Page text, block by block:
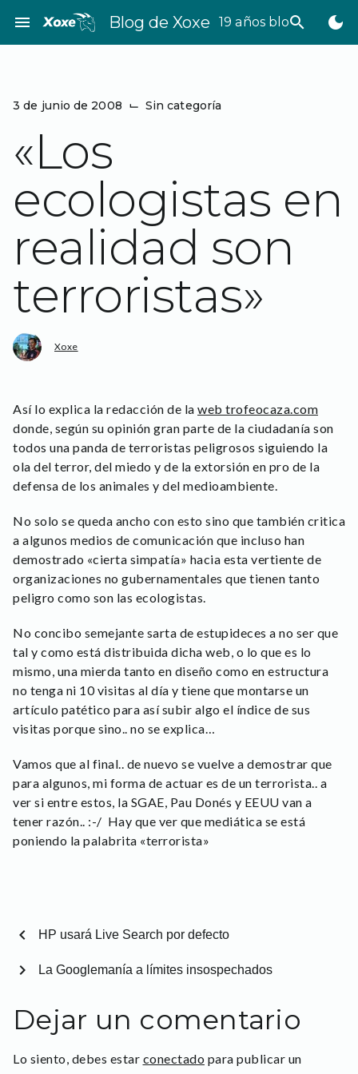
contenido
menu Blog de Xoxe 19 años bloggeando
search dark_mode
3 de junio de 2008 ⌙ Sin categoría
«Los
ecologistas en
realidad son
terroristas»
Xoxe
Así lo explica la redacción de la web trofeocaza.com
donde, según su opinión gran parte de la ciudadanía son
todos una panda de terroristas peligrosos siguiendo la
ola del terror, del miedo y de la extorsión en pro de la
defensa de los animales y del medioambiente.
No solo se queda ancho con esto sino que también critica
a algunos medios de comunicación que incluso han
demostrado «cierta simpatía» hacia esta vertiente de
organizaciones no gubernamentales que tienen tanto
peligro como son las ecologistas.
No concibo semejante sarta de estupideces a no ser que
tal y como está distribuida dicha web, o lo que es lo
mismo, una mierda tanto en diseño como en estructura
no tenga ni 10 visitas al día y tiene que montarse un
artículo patético para así subir algo el índice de sus
visitas porque sino.. no se explica…
Vamos que al final.. de nuevo se vuelve a demostrar que
para algunos, mi forma de actuar es de un terrorista.. a
ver si entre estos, la SGAE, Pau Donés y EEUU van a
tener razón.. :-/ Hay que ver que mediática se está
poniendo la palabrita «terrorista»
chevron_left HP usará Live Search por defecto
La Googlemanía a límites insospechados
chevron_right
Dejar un comentario
Lo siento, debes estar conectado para publicar un